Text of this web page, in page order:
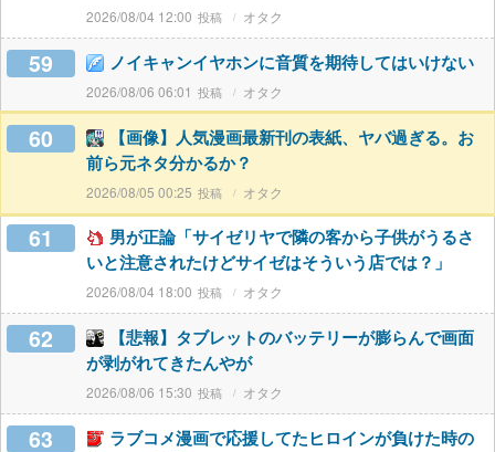
2026/08/04 12:00 オタク
59 ノイキャンイヤホンに音質を期待してはいけない
2026/08/06 06:01 オタク
60
【画像】人気漫画最新刊の表紙、ヤバ過ぎる。お
前ら元ネタ分かるか？
2026/08/05 00:25 オタク
61
男が正論「サイゼリヤで隣の客から子供がうるさ
いと注意されたけどサイゼはそういう店では？」
2026/08/04 18:00 オタク
62
【悲報】タブレットのバッテリーが膨らんで画面
が剥がれてきたんやが
2026/08/06 15:30 オタク
63
ラブコメ漫画で応援してたヒロインが負けた時の